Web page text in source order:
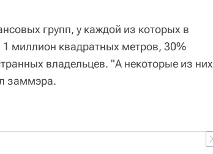
групп, у каждой из которых в
миллион квадратных метров, 30%
владельцев. "А некоторые из них
заммэра.